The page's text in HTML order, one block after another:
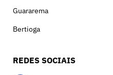
Guararema
Bertioga
REDES SOCIAIS